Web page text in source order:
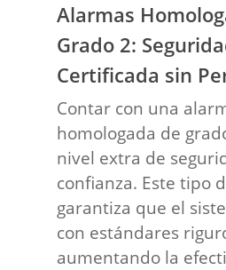
Alarmas
Grado 2:
Certificada sin
Contar con una
homologada de
nivel extra de
confianza. Este tipo
garantiza que el
con estándares
aumentando la